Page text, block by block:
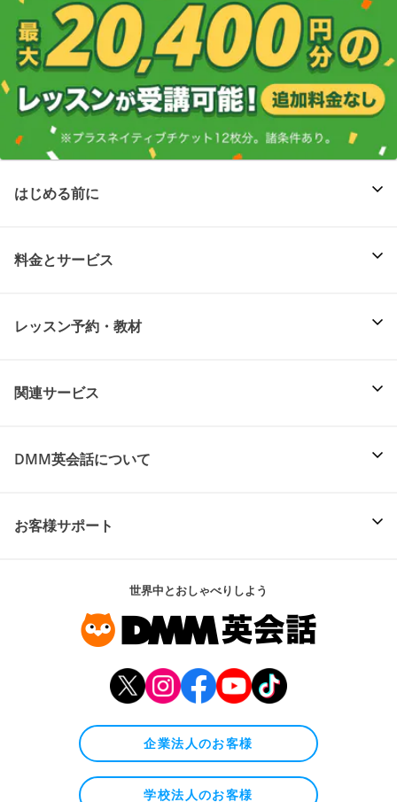
はじめる前に
料金とサービス
レッスン予約・教材
関連サービス
DMM英会話について
お客様サポート
世界中とおしゃべりしよう
企業法人のお客様
学校法人のお客様